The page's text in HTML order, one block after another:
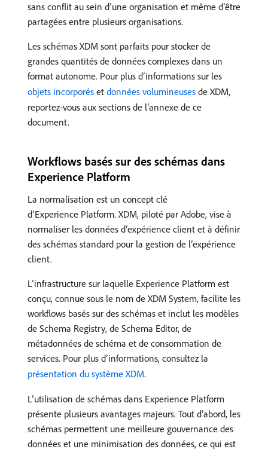
sans conflit au sein d’une organisation et même d’être
partagées entre plusieurs organisations.
Les schémas XDM sont parfaits pour stocker de
grandes quantités de données complexes dans un
format autonome. Pour plus d’informations sur les
objets incorporés et données volumineuses de XDM,
reportez-vous aux sections de l’annexe de ce
document.
Workflows basés sur des schémas dans
Experience Platform
La normalisation est un concept clé
d’Experience Platform. XDM, piloté par Adobe, vise à
normaliser les données d’expérience client et à définir
des schémas standard pour la gestion de l’expérience
client.
L’infrastructure sur laquelle Experience Platform est
conçu, connue sous le nom de XDM System, facilite les
workflows basés sur des schémas et inclut les modèles
de Schema Registry, de Schema Editor, de
métadonnées de schéma et de consommation de
services. Pour plus d’informations, consultez la
présentation du système XDM.
L’utilisation de schémas dans Experience Platform
présente plusieurs avantages majeurs. Tout d’abord, les
schémas permettent une meilleure gouvernance des
données et une minimisation des données, ce qui est